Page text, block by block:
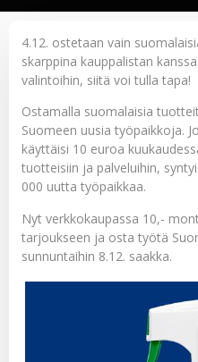
4.12. ostetaan vain
skarppina kauppalistan
valintoihin, siitä voi tulla tapa!
Ostamalla suomalaisia
Suomeen uusia työpaikkoja.
käyttäisi 10 euroa
tuotteisiin ja palveluihin,
000 uutta työpaikkaa.
Nyt verkkokaupassa 10,-
tarjoukseen ja osta työtä
sunnuntaihin 8.12. saakka.